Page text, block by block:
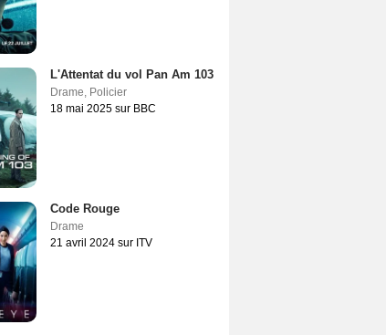
L'Attentat du vol Pan Am 103
Drame, Policier
18 mai 2025 sur BBC
Code Rouge
Drame
21 avril 2024 sur ITV